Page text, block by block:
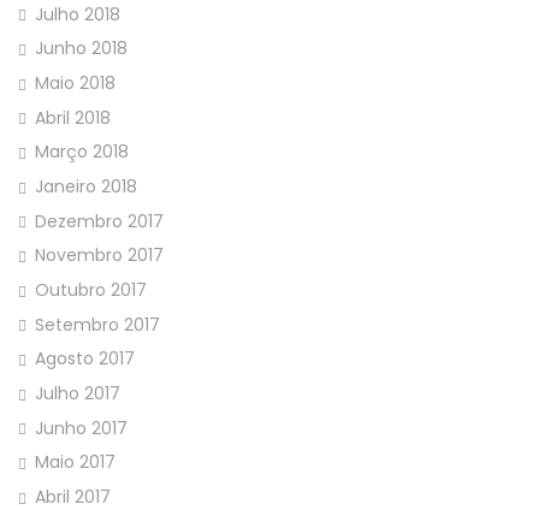
Julho 2018
Junho 2018
Maio 2018
Abril 2018
Março 2018
Janeiro 2018
Dezembro 2017
Novembro 2017
Outubro 2017
Setembro 2017
Agosto 2017
Julho 2017
Junho 2017
Maio 2017
Abril 2017